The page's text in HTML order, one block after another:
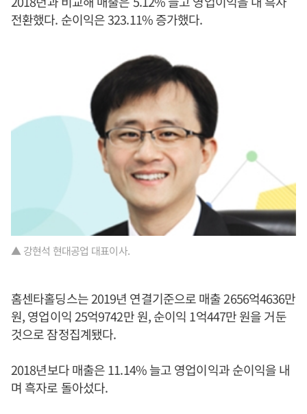
전환했다. 순이익은 323.11% 증가했다.
▲ 강현석 현대공업 대표이사.
홈센타홀딩스는 2019년 연결기준으로 매출 2656억4636만
원, 영업이익 25억9742만 원, 순이익 1억447만 원을 거둔
것으로 잠정집계됐다.
2018년보다 매출은 11.14% 늘고 영업이익과 순이익을 내
며 흑자로 돌아섰다.